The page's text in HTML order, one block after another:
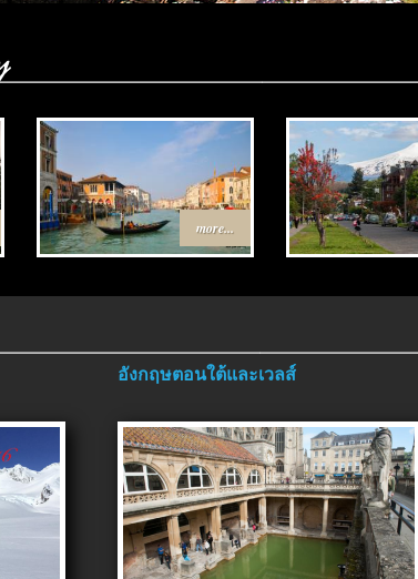
more...
อังกฤษตอนใต้และเวลส์